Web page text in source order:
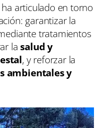
articulado en torno
garantizar la
tratamientos
lasalud y
, y reforzar la
ambientales y